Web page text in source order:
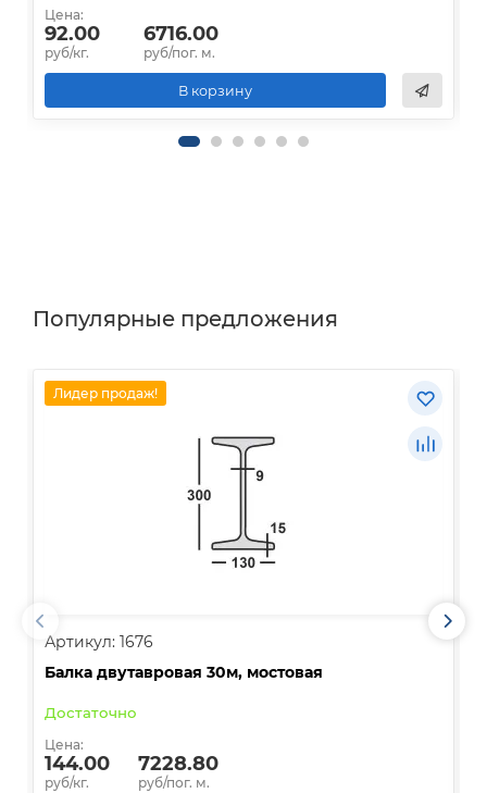
Цена:
92.00
руб/кг.
6716.00
руб/пог. м.
В корзину
Популярные предложения
Лидер продаж!
Артикул: 1676
Балка двутавровая 30м, мостовая
Достаточно
Цена:
144.00
руб/кг.
7228.80
руб/пог. м.